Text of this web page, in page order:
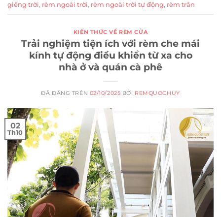
giếng trời, rèm ngoài trời, rèm ngoài trời tự động, rèm trần
KIẾN THỨC VỀ RÈM CỬA
Trải nghiệm tiện ích với rèm che mái
kính tự động điều khiển từ xa cho
nhà ở và quán cà phê
ĐÃ ĐĂNG TRÊN 02/10/2025 BỞI REMQUOCHUY
02
Th10